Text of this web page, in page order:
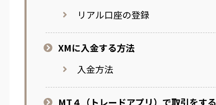
リアル口座の登録
XMに入金する方法
入金方法
MT４（トレードアプリ）で取引をする